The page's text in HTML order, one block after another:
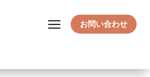
お問い合わせ